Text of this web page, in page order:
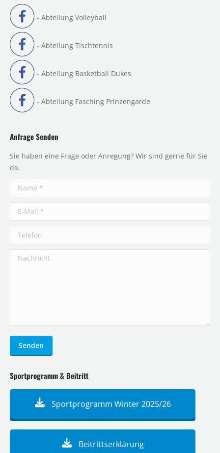
- Abteilung Volleyball
- Abteilung Tischtennis
- Abteilung Basketball Dukes
- Abteilung Fasching Prinzengarde
Anfrage Senden
Sie haben eine Frage oder Anregung? Wir sind gerne für Sie
da.
Name *
E-Mail *
Telefon
Nachricht
Senden
Sportprogramm & Beitritt
Sportprogramm Winter 2025/26
Beitrittserklärung